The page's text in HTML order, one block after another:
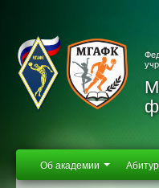
Об академии